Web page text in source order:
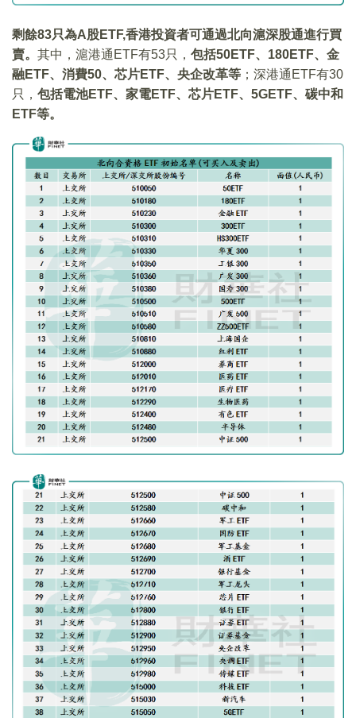
剩餘83只為A股ETF,香港投資者可通過北向滬深股通進行買
賣。 其中，滬港通ETF有53只， 包括50ETF、180ETF、金
融ETF、消費50、芯片ETF、央企改革等 ；深港通ETF有30
只， 包括電池ETF、家電ETF、芯片ETF、5GETF、碳中和
ETF等。